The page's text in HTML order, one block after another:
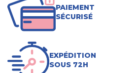
PAIEMENT
SÉCURISÉ
EXPÉDITION
SOUS 72H